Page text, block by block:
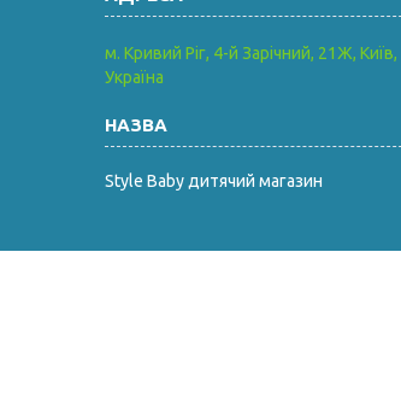
м. Кривий Ріг, 4-й Зарічний, 21Ж, Київ,
Україна
Style Baby дитячий магазин